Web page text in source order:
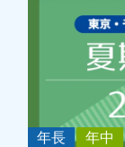
年長 年中